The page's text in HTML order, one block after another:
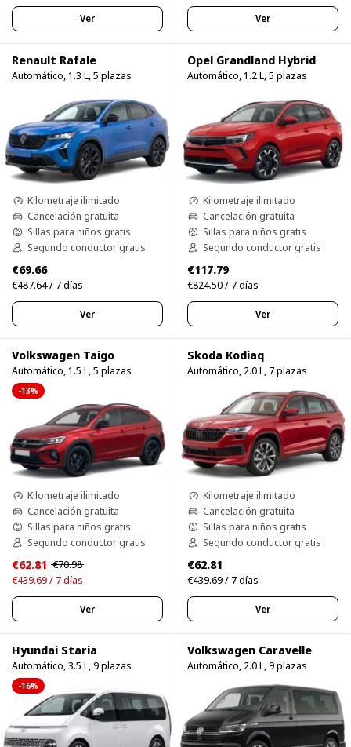
Ver Ver
Renault Rafale
Automático, 1.3 L, 5 plazas
Kilometraje ilimitado
Cancelación gratuita
Sillas para niños gratis
Segundo conductor gratis
€69.66
€487.64 / 7 días
Ver
Opel Grandland Hybrid
Automático, 1.2 L, 5 plazas
Kilometraje ilimitado
Cancelación gratuita
Sillas para niños gratis
Segundo conductor gratis
€117.79
€824.50 / 7 días
Ver
Volkswagen Taigo
Automático, 1.5 L, 5 plazas
-13%
Kilometraje ilimitado
Cancelación gratuita
Sillas para niños gratis
Segundo conductor gratis
€62.81 €70.98
€439.69 / 7 días
Ver
Skoda Kodiaq
Automático, 2.0 L, 7 plazas
Kilometraje ilimitado
Cancelación gratuita
Sillas para niños gratis
Segundo conductor gratis
€62.81
€439.69 / 7 días
Ver
Hyundai Staria
Automático, 3.5 L, 9 plazas
-16%
Volkswagen Caravelle
Automático, 2.0 L, 9 plazas